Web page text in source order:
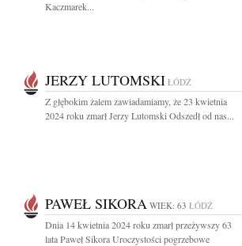
Kaczmarek...
JERZY LUTOMSKI ŁÓDŹ
Z głębokim żalem zawiadamiamy, że 23 kwietnia
2024 roku zmarł Jerzy Lutomski Odszedł od nas...
PAWEŁ SIKORA WIEK: 63 ŁÓDŹ
Dnia 14 kwietnia 2024 roku zmarł przeżywszy 63
lata Paweł Sikora Uroczystości pogrzebowe